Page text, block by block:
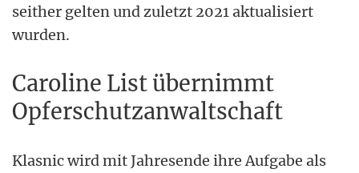
seither gelten und zuletzt 2021 aktualisiert
wurden.
Caroline List übernimmt
Opferschutzanwaltschaft
Klasnic wird mit Jahresende ihre Aufgabe als